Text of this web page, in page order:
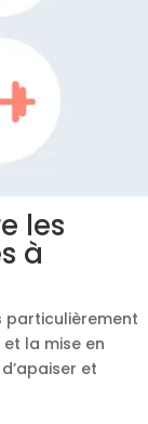
les
à
particulièrement
la mise en
et